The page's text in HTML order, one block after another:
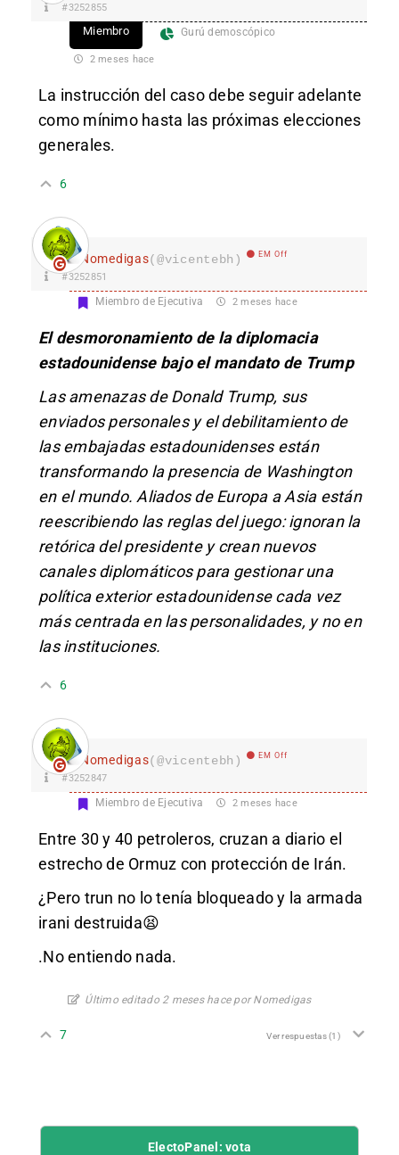
#3252855
Miembro Gurú demoscópico
2 meses hace
La instrucción del caso debe seguir adelante
como mínimo hasta las próximas elecciones
generales.
6
Nomedigas(@vicentebh) EM Off
#3252851
Miembro de Ejecutiva 2 meses hace
El desmoronamiento de la diplomacia
estadounidense bajo el mandato de Trump
Las amenazas de Donald Trump, sus
enviados personales y el debilitamiento de
las embajadas estadounidenses están
transformando la presencia de Washington
en el mundo. Aliados de Europa a Asia están
reescribiendo las reglas del juego: ignoran la
retórica del presidente y crean nuevos
canales diplomáticos para gestionar una
política exterior estadounidense cada vez
más centrada en las personalidades, y no en
las instituciones.
6
Nomedigas(@vicentebh) EM Off
#3252847
Miembro de Ejecutiva 2 meses hace
Entre 30 y 40 petroleros, cruzan a diario el
estrecho de Ormuz con protección de Irán.
¿Pero trun no lo tenía bloqueado y la armada
irani destruida 😫
.No entiendo nada.
Último editado 2 meses hace por Nomedigas
7 Ver respuestas(1)
ElectoPanel: vota